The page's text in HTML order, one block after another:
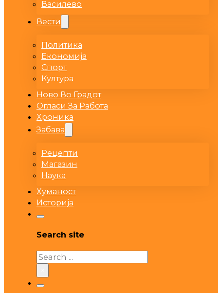
Василево
Вести
Политика
Економија
Спорт
Култура
Ново Во Градот
Огласи За Работа
Хроника
Забава
Рецепти
Магазин
Наука
Хуманост
Историја
Search site
Search